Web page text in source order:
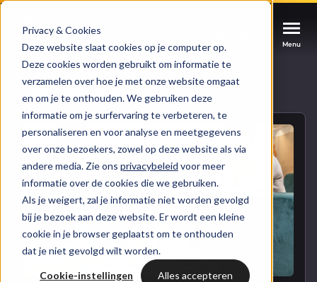
Privacy & Cookies
Deze website slaat cookies op je computer op.
Deze cookies worden gebruikt om informatie te
verzamelen over hoe je met onze website omgaat
en om je te onthouden. We gebruiken deze
informatie om je surfervaring te verbeteren, te
personaliseren en voor analyse en meetgegevens
over onze bezoekers, zowel op deze website als via
andere media. Zie ons privacybeleid voor meer
informatie over de cookies die we gebruiken.
Als je weigert, zal je informatie niet worden gevolgd
bij je bezoek aan deze website. Er wordt een kleine
cookie in je browser geplaatst om te onthouden
dat je niet gevolgd wilt worden.
Cookie-instellingen Alles accepteren
Menu
Menu
HUBSPOT SERVICES
HubSpot implementatie
HubSpot automations
HubSpot integraties
Cases
Branches
Bright
WELKOM BIJ BRIGHT
Inspiratie
Menu
Could not loads results. Please refresh the
page.
Naar blogoverzicht